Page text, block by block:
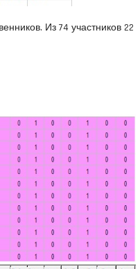
Из 74 участников 22